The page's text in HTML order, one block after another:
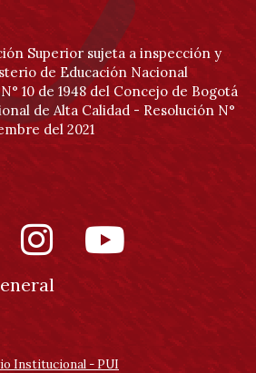
Superior sujeta a inspección y
de Educación Nacional
10 de 1948 del Concejo de Bogotá
de Alta Calidad - Resolución N°
del 2021
Institucional - PUI